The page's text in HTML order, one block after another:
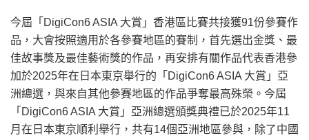
今屆「DigiCon6 ASIA 大賞」香港區比賽共接獲91份參賽作
品，大會按照適用於各參賽地區的賽制，首先選出金獎、最
佳故事獎及最佳藝術獎的作品，再安排有關作品代表香港參
加於2025年在日本東京舉行的「DigiCon6 ASIA 大賞」亞
洲總選，與來自其他參賽地區的作品爭奪最高殊榮。今屆
「DigiCon6 ASIA 大賞」亞洲總選頒獎典禮已於2025年11
月在日本東京順利舉行，共有14個亞洲地區參與，除了中國